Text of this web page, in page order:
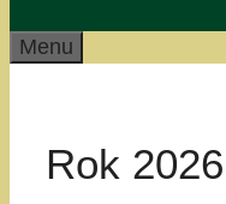
Menu
Rok